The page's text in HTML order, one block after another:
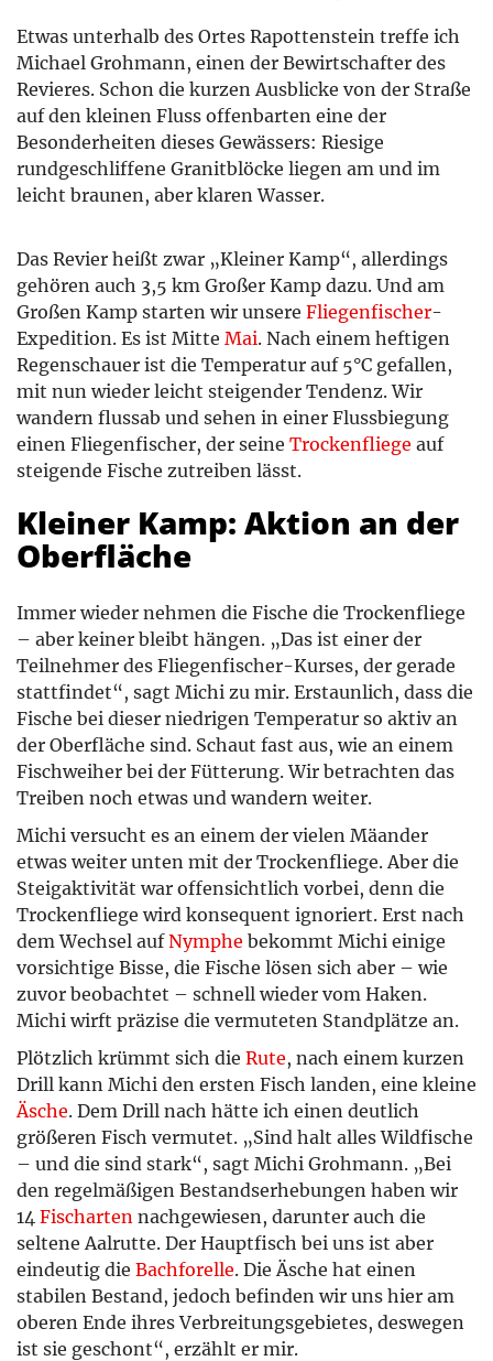
Etwas unterhalb des Ortes Rapottenstein treffe ich
Michael Grohmann, einen der Bewirtschafter des
Revieres. Schon die kurzen Ausblicke von der Straße
auf den kleinen Fluss offenbarten eine der
Besonderheiten dieses Gewässers: Riesige
rundgeschliffene Granitblöcke liegen am und im
leicht braunen, aber klaren Wasser.
Das Revier heißt zwar „Kleiner Kamp“, allerdings
gehören auch 3,5 km Großer Kamp dazu. Und am
Großen Kamp starten wir unsere Fliegenfischer-
Expedition. Es ist Mitte Mai. Nach einem heftigen
Regenschauer ist die Temperatur auf 5°C gefallen,
mit nun wieder leicht steigender Tendenz. Wir
wandern flussab und sehen in einer Flussbiegung
einen Fliegenfischer, der seine Trockenfliege auf
steigende Fische zutreiben lässt.
Kleiner Kamp: Aktion an der
Oberfläche
Immer wieder nehmen die Fische die Trockenfliege
– aber keiner bleibt hängen. „Das ist einer der
Teilnehmer des Fliegenfischer-Kurses, der gerade
stattfindet“, sagt Michi zu mir. Erstaunlich, dass die
Fische bei dieser niedrigen Temperatur so aktiv an
der Oberfläche sind. Schaut fast aus, wie an einem
Fischweiher bei der Fütterung. Wir betrachten das
Treiben noch etwas und wandern weiter.
Michi versucht es an einem der vielen Mäander
etwas weiter unten mit der Trockenfliege. Aber die
Steigaktivität war offensichtlich vorbei, denn die
Trockenfliege wird konsequent ignoriert. Erst nach
dem Wechsel aufNymphe bekommt Michi einige
vorsichtige Bisse, die Fische lösen sich aber – wie
zuvor beobachtet – schnell wieder vom Haken.
Michi wirft präzise die vermuteten Standplätze an.
Plötzlich krümmt sich die Rute, nach einem kurzen
Drill kann Michi den ersten Fisch landen, eine kleine
Äsche. Dem Drill nach hätte ich einen deutlich
größeren Fisch vermutet. „Sind halt alles Wildfische
– und die sind stark“, sagt Michi Grohmann. „Bei
den regelmäßigen Bestandserhebungen haben wir
14 Fischarten nachgewiesen, darunter auch die
seltene Aalrutte. Der Hauptfisch bei uns ist aber
eindeutig die Bachforelle. Die Äsche hat einen
stabilen Bestand, jedoch befinden wir uns hier am
oberen Ende ihres Verbreitungsgebietes, deswegen
ist sie geschont“, erzählt er mir.